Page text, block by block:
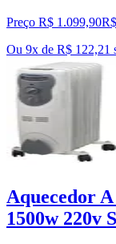
Preço R$ 1.099,90R$
Ou 9x de R$ 122,21
Aquecedor
1500w 220v